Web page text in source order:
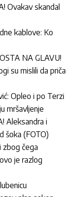
Ovakav skandal
kablove: Ko
NA GLAVU!
su mislili da priča
Opleo i po Terzi
mršavljenje
Aleksandra i
šoka (FOTO)
zbog čega
je razlog